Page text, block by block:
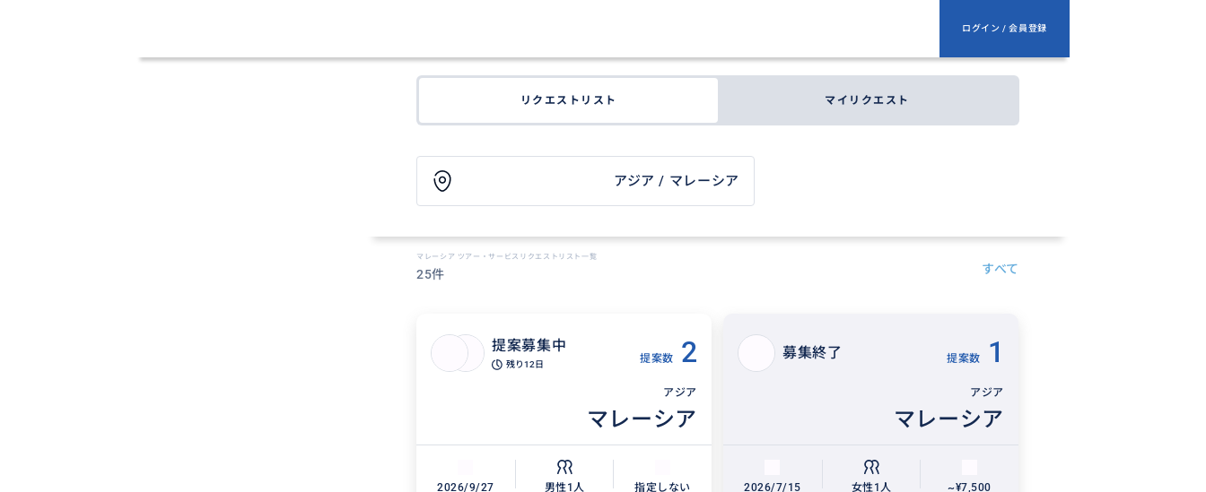
ログイン / 会員登録
リクエストリスト マイリクエスト
アジア / マレーシア
マレーシア ツアー・サービスリクエストリスト一覧
25件 すべて
提案募集中
残り12日 提案数 2
アジア
マレーシア
2026/9/27 男性1人 指定しない
募集終了 提案数 1
アジア
マレーシア
2026/7/15 女性1人 ~¥7,500